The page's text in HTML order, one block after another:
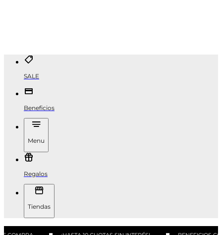
SALE
Beneficios
Menu
Regalos
Tiendas